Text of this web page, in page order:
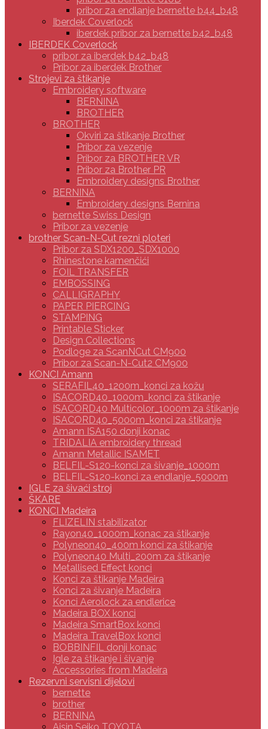
pribor za endlanje bernette b44_b48
Iberdek Coverlock
iberdek pribor za bernette b42_b48
IBERDEK Coverlock
pribor za iberdek b42_b48
Pribor za iberdek Brother
Strojevi za štikanje
Embroidery software
BERNINA
BROTHER
BROTHER
Okviri za štikanje Brother
Pribor za vezenje
Pribor za BROTHER VR
Pribor za Brother PR
Embroidery designs Brother
BERNINA
Embroidery designs Bernina
bernette Swiss Design
Pribor za vezenje
brother Scan-N-Cut rezni ploteri
Pribor za SDX1200_SDX1000
Rhinestone kamenčići
FOIL TRANSFER
EMBOSSING
CALLIGRAPHY
PAPER PIERCING
STAMPING
Printable Sticker
Design Collections
Podloge za ScanNCut CM900
Pribor za Scan-N-Cut2 CM900
KONCI Amann
SERAFIL40_1200m_konci za kožu
ISACORD40_1000m_konci za štikanje
ISACORD40 Multicolor_1000m za štikanje
ISACORD40_5000m_konci za štikanje
Amann ISA150 donji konac
TRIDALIA embroidery thread
Amann Metallic ISAMET
BELFIL-S120-konci za šivanje_1000m
BELFIL-S120-konci za endlanje_5000m
IGLE za šivaći stroj
ŠKARE
KONCI Madeira
FLIZELIN stabilizator
Rayon40_1000m_konac za štikanje
Polyneon40_400m konci za štikanje
Polyneon40 Multi_200m za štikanje
Metallised Effect konci
Konci za štikanje Madeira
Konci za šivanje Madeira
Konci Aerolock za endlerice
Madeira BOX konci
Madeira SmartBox konci
Madeira TravelBox konci
BOBBINFIL donji konac
Igle za štikanje i šivanje
Accessories from Madeira
Rezervni servisni dijelovi
bernette
brother
BERNINA